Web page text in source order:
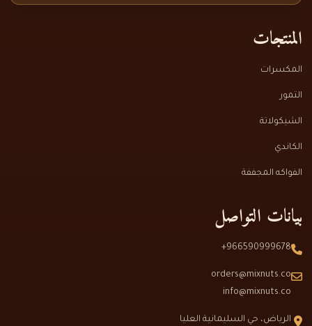
المنتجات
المكسرات
التمور
الشيكولاتة
الكاندي
الفواكه المجففة
بيانات التواصل
966590999678+
orders@mixnuts.co
info@mixnuts.co
الرياض، حي السليمانية العليا